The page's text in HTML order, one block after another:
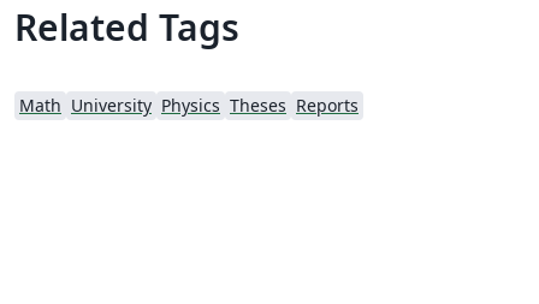
Related Tags
Math University Physics Theses Reports